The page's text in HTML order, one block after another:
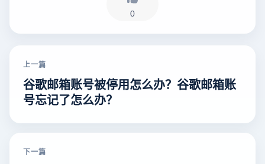
0
上一篇
谷歌邮箱账号被停用怎么办？谷歌邮箱账
号忘记了怎么办？
下一篇